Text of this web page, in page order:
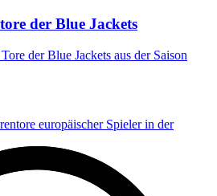
der Blue Jackets
der Blue Jackets aus der Saison